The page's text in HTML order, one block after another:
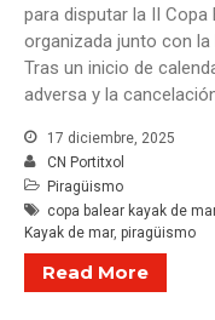
para disputar la II Copa
organizada junto con la
Tras un inicio de
adversa y la
17 diciembre, 2025
CN Portitxol
Piragüismo
copa balear kayak de mar
Kayak de mar, piragüismo
Read More